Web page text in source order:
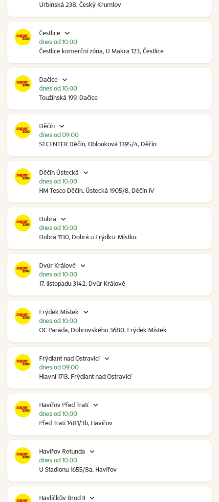
Urbinská 238, Český Krumlov
Čestlice
Čestlice komerční zóna, U Makra 123, Čestlice
dnes od 10:00
Dačice
Toužínská 199, Dačice
dnes od 10:00
Děčín
S1 CENTER Děčín, Oblouková 1395/4, Děčín
dnes od 09:00
Děčín Ústecká
HM Tesco Děčín, Ústecká 1905/8, Děčín IV
dnes od 10:00
Dobrá
Dobrá 1130, Dobrá u Frýdku-Místku
dnes od 10:00
Dvůr Králové
17. listopadu 3142, Dvůr Králové
dnes od 10:00
Frýdek Místek
OC Paráda, Dobrovského 3680, Frýdek Místek
dnes od 10:00
Frýdlant nad Ostravicí
Hlavní 1713, Frýdlant nad Ostravicí
dnes od 09:00
Havířov Před Tratí
Před Tratí 1481/3b, Havířov
dnes od 10:00
Havířov Rotunda
U Stadionu 1655/8a, Havířov
dnes od 10:00
Havlíčkův Brod II